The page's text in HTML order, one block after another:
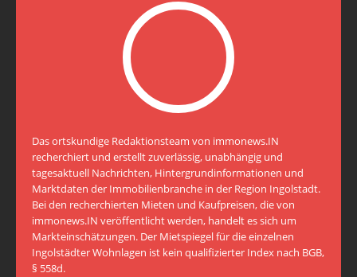
Das ortskundige Redaktionsteam von immonews.IN
recherchiert und erstellt zuverlässig, unabhängig und
tagesaktuell Nachrichten, Hintergrundinformationen und
Marktdaten der Immobilienbranche in der Region Ingolstadt.
Bei den recherchierten Mieten und Kaufpreisen, die von
immonews.IN veröffentlicht werden, handelt es sich um
Markteinschätzungen. Der Mietspiegel für die einzelnen
Ingolstädter Wohnlagen ist kein qualifizierter Index nach BGB,
§ 558d.